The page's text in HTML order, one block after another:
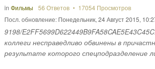
in Фильмы 56 Ответов
17054 Просмотров
Посл. обновление: Понедельник, 24 Август 2015,
9198/
коллеги несправедливо обвинены в
результате которого спецподразделение